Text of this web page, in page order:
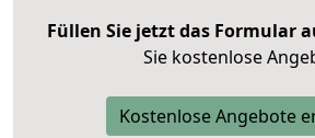
Füllen Sie jetzt das Formular
Sie kostenlose
Kostenlose Angebote